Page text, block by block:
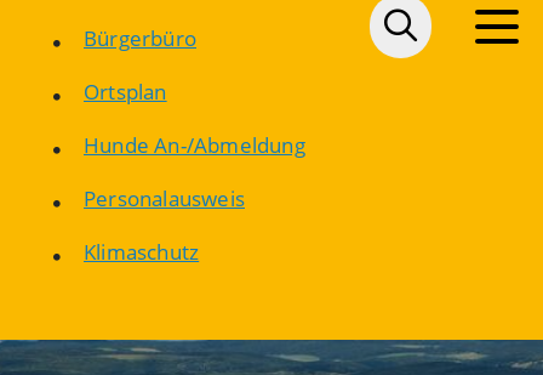
Bürgerbüro
Ortsplan
Hunde An-/Abmeldung
Personalausweis
Klimaschutz